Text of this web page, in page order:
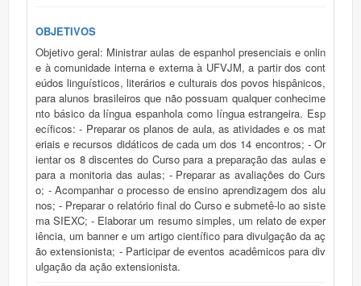
OBJETIVOS
Objetivo geral: Ministrar aulas de espanhol presenciais e onlin
e à comunidade interna e externa à UFVJM, a partir dos cont
eúdos linguísticos, literários e culturais dos povos hispânicos,
para alunos brasileiros que não possuam qualquer conhecime
nto básico da língua espanhola como língua estrangeira. Esp
ecíficos: - Preparar os planos de aula, as atividades e os mat
eriais e recursos didáticos de cada um dos 14 encontros; - Or
ientar os 8 discentes do Curso para a preparação das aulas e
para a monitoria das aulas; - Preparar as avaliações do Curs
o; - Acompanhar o processo de ensino aprendizagem dos alu
nos; - Preparar o relatório final do Curso e submetê-lo ao siste
ma SIEXC; - Elaborar um resumo simples, um relato de exper
iência, um banner e um artigo científico para divulgação da aç
ão extensionista; - Participar de eventos acadêmicos para div
ulgação da ação extensionista.